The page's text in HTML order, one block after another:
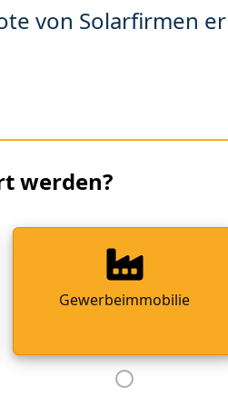
von Solarfirmen
werden?
Gewerbeimmobilie